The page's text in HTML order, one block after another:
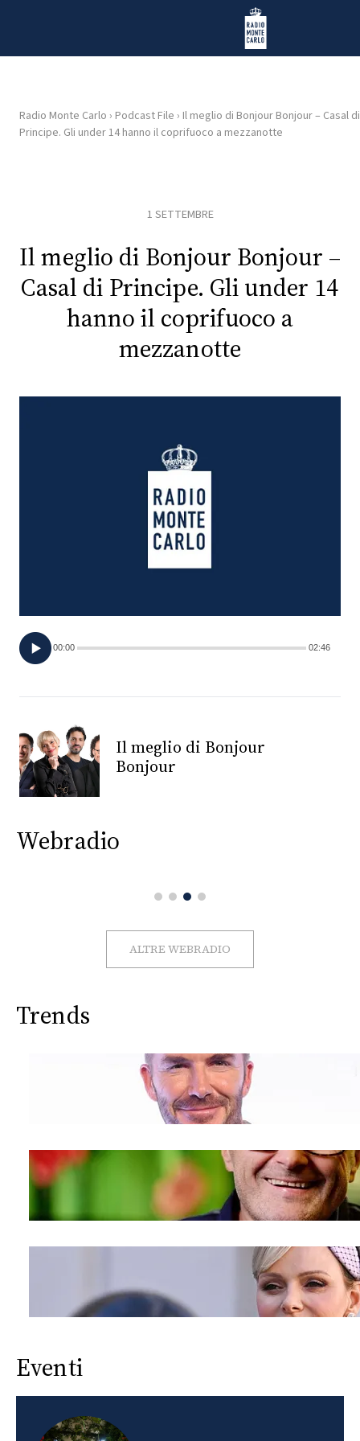
Radio Monte Carlo
HOME
RADIO
PLAYLIST
FOTO
PRINCIPATO
DI
MONACO
CONSIGLIA
Radio Monte Carlo › Podcast File › Il meglio di Bonjour Bonjour – Casal di
Principe. Gli under 14 hanno il coprifuoco a mezzanotte
1 SETTEMBRE
Il meglio di Bonjour Bonjour –
Casal di Principe. Gli under 14
hanno il coprifuoco a
mezzanotte
00:00 02:46
Il meglio di Bonjour
Bonjour
Webradio
ALTRE WEBRADIO
Trends
Eventi